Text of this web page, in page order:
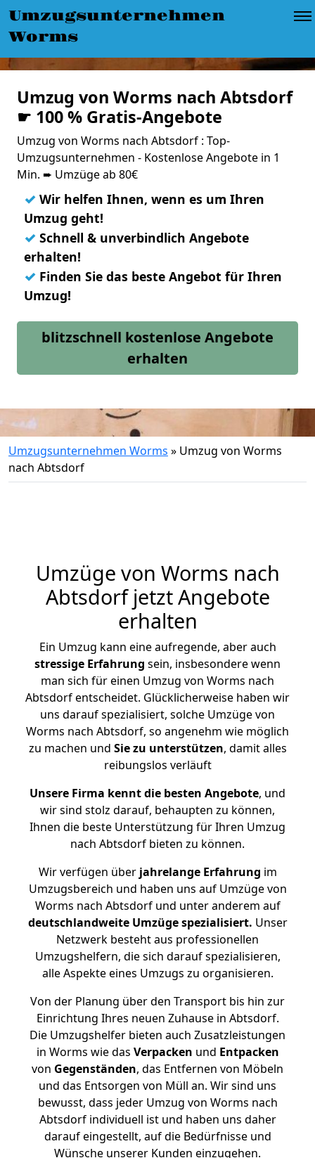
Umzugsunternehmen
Worms
Umzug von Worms nach Abtsdorf
☛ 100 % Gratis-Angebote
Umzug von Worms nach Abtsdorf : Top-
Umzugsunternehmen - Kostenlose Angebote in 1
Min. ➨ Umzüge ab 80€
✓ Wir helfen Ihnen, wenn es um Ihren
Umzug geht!
✓ Schnell & unverbindlich Angebote
erhalten!
✓ Finden Sie das beste Angebot für Ihren
Umzug!
blitzschnell kostenlose Angebote
erhalten
Umzugsunternehmen Worms » Umzug von Worms
nach Abtsdorf
Umzüge von Worms nach
Abtsdorf jetzt Angebote
erhalten
Ein Umzug kann eine aufregende, aber auch
stressige Erfahrung sein, insbesondere wenn
man sich für einen Umzug von Worms nach
Abtsdorf entscheidet. Glücklicherweise haben wir
uns darauf spezialisiert, solche Umzüge von
Worms nach Abtsdorf, so angenehm wie möglich
zu machen und Sie zu unterstützen, damit alles
reibungslos verläuft
Unsere Firma kennt die besten Angebote, und
wir sind stolz darauf, behaupten zu können,
Ihnen die beste Unterstützung für Ihren Umzug
nach Abtsdorf bieten zu können.
Wir verfügen überjahrelange Erfahrung im
Umzugsbereich und haben uns auf Umzüge von
Worms nach Abtsdorf und unter anderem auf
deutschlandweite Umzüge spezialisiert. Unser
Netzwerk besteht aus professionellen
Umzugshelfern, die sich darauf spezialisieren,
alle Aspekte eines Umzugs zu organisieren.
Von der Planung über den Transport bis hin zur
Einrichtung Ihres neuen Zuhause in Abtsdorf.
Die Umzugshelfer bieten auch Zusatzleistungen
in Worms wie das Verpacken und Entpacken
von Gegenständen, das Entfernen von Möbeln
und das Entsorgen von Müll an. Wir sind uns
bewusst, dass jeder Umzug von Worms nach
Abtsdorf individuell ist und haben uns daher
darauf eingestellt, auf die Bedürfnisse und
Wünsche unserer Kunden einzugehen.